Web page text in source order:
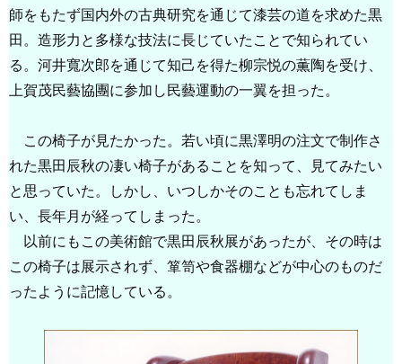
師をもたず国内外の古典研究を通じて漆芸の道を求めた黒
田。造形力と多様な技法に長じていたことで知られてい
る。河井寬次郎を通じて知己を得た柳宗悦の薫陶を受け、
上賀茂民藝協團に参加し民藝運動の一翼を担った。
この椅子が見たかった。若い頃に黒澤明の注文で制作さ
れた黒田辰秋の凄い椅子があることを知って、見てみたい
と思っていた。しかし、いつしかそのことも忘れてしま
い、長年月が経ってしまった。
以前にもこの美術館で黒田辰秋展があったが、その時は
この椅子は展示されず、箪笥や食器棚などが中心のものだ
ったように記憶している。